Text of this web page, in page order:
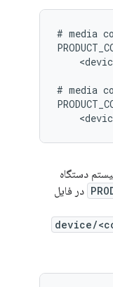
# media
# media
دستگاه
در فایل
device/